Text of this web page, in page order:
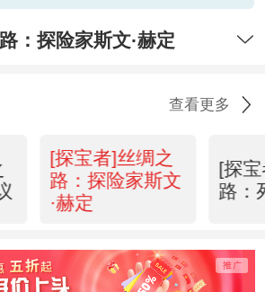
：探险家斯文·赫定
查看更多
[探宝者]丝绸之
路：探险家斯文
·赫定
[探
路：